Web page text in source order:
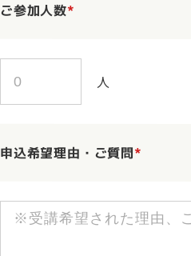
ご参加人数*
人
申込希望理由・ご質問*